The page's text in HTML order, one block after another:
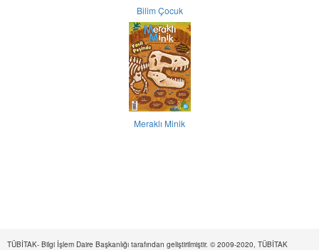
Bilim Çocuk
Meraklı Minik
TÜBİTAK- Bilgi İşlem Daire Başkanlığı tarafından geliştirilmiştir. © 2009-2020, TÜBİTAK